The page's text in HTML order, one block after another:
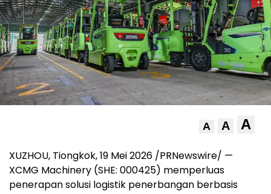
A A A
XUZHOU, Tiongkok, 19 Mei 2026 /PRNewswire/ —
XCMG Machinery (SHE: 000425) memperluas
penerapan solusi logistik penerbangan berbasis